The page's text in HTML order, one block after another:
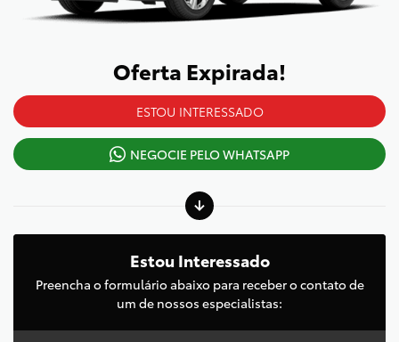
Oferta Expirada!
ESTOU INTERESSADO
NEGOCIE PELO WHATSAPP
Estou Interessado
Preencha o formulário abaixo para receber o contato de
um de nossos especialistas: